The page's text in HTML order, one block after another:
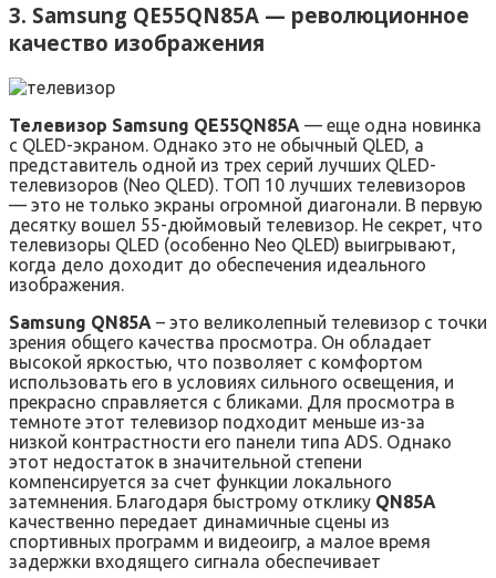
3. Samsung QE55QN85A — революционное
качество изображения
Телевизор Samsung QE55QN85A — еще одна новинка
с QLED-экраном. Однако это не обычный QLED, а
представитель одной из трех серий лучших QLED-
телевизоров (Neo QLED). ТОП 10 лучших телевизоров
— это не только экраны огромной диагонали. В первую
десятку вошел 55-дюймовый телевизор. Не секрет, что
телевизоры QLED (особенно Neo QLED) выигрывают,
когда дело доходит до обеспечения идеального
изображения.
Samsung QN85A – это великолепный телевизор с точки
зрения общего качества просмотра. Он обладает
высокой яркостью, что позволяет с комфортом
использовать его в условиях сильного освещения, и
прекрасно справляется с бликами. Для просмотра в
темноте этот телевизор подходит меньше из-за
низкой контрастности его панели типа ADS. Однако
этот недостаток в значительной степени
компенсируется за счет функции локального
затемнения. Благодаря быстрому отклику QN85A
качественно передает динамичные сцены из
спортивных программ и видеоигр, а малое время
задержки входящего сигнала обеспечивает